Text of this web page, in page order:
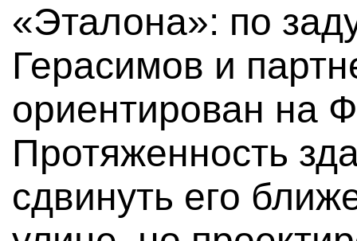
«Эталона»: по
Герасимов и
ориентирован на
Протяженность
сдвинуть его